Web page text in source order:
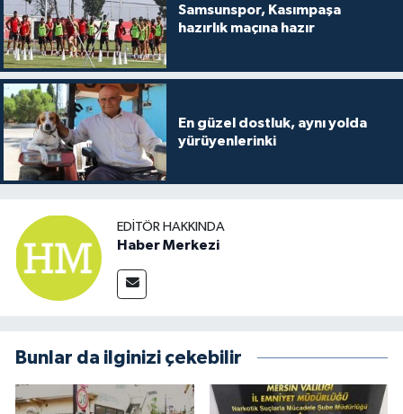
Samsunspor, Kasımpaşa
hazırlık maçına hazır
En güzel dostluk, aynı yolda
yürüyenlerinki
EDITÖR HAKKINDA
Haber Merkezi
Bunlar da ilginizi çekebilir